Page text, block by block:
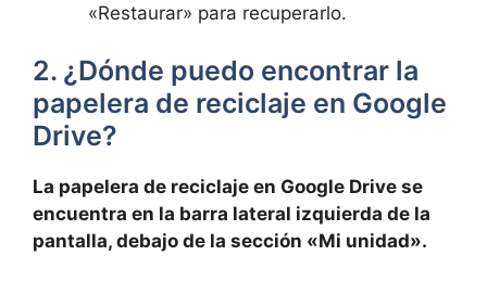
«Restaurar»‌ para recuperarlo.
2. ¿Dónde‍ puedo encontrar‌ la
papelera de reciclaje en Google
Drive?
La papelera de‍ reciclaje en Google Drive se
encuentra⁣ en la barra lateral izquierda⁤ de la
pantalla, debajo⁢ de la sección «Mi unidad».